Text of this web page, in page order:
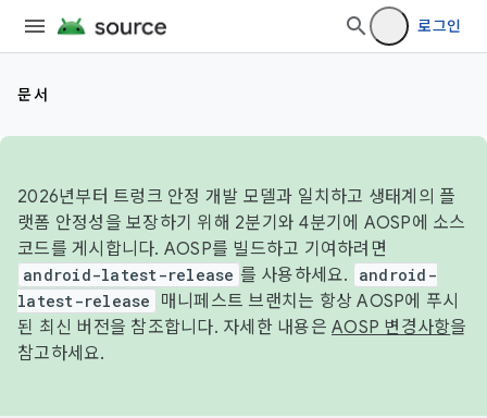
로그인
문서
2026년부터 트렁크 안정 개발 모델과 일치하고 생태계의 플
랫폼 안정성을 보장하기 위해 2분기와 4분기에 AOSP에 소스
코드를 게시합니다. AOSP를 빌드하고 기여하려면
android-latest-release 를 사용하세요.
android-
latest-release
매니페스트 브랜치는 항상 AOSP에 푸시
된 최신 버전을 참조합니다. 자세한 내용은 AOSP 변경사항을
참고하세요.